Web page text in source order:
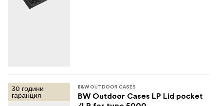
30 години
гаранция
B&W OUTDOOR CASES
BW Outdoor Cases LP Lid pocket